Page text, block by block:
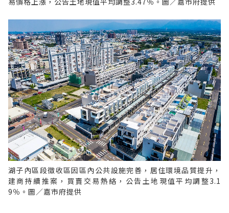
湖子內區段徵收區因區內公共設施完善，居住環境品質提升，
建商持續推案，買賣交易熱絡，公告土地現值平均調整3.1
9％。圖／嘉市府提供